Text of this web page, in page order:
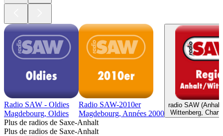
Radio SAW - Oldies
Magdebourg, Oldies
Radio SAW-2010er
Magdebourg, Années 2000
radio SAW
Wittenberg,
Plus de radios de Saxe-Anhalt
Plus de radios de Saxe-Anhalt